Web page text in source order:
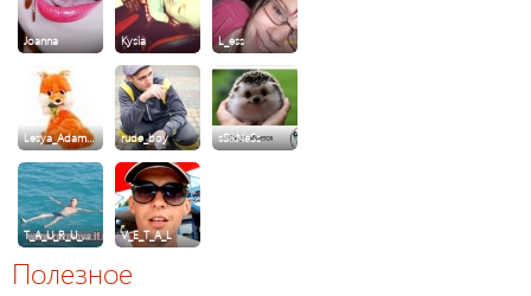
Joanna Kysia L_ess
Lesya_Adam… rude_boy sSikNeSs
T_A_U_R_U_… V_E_T_A_L
Полезное